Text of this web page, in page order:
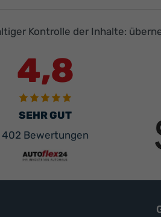
Kontrolle der Inhalte:
4,8
SEHR GUT
402 Bewertungen